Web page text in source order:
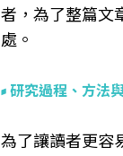
者，為了整篇文
處。
研究過程、方法
為了讓讀者更容